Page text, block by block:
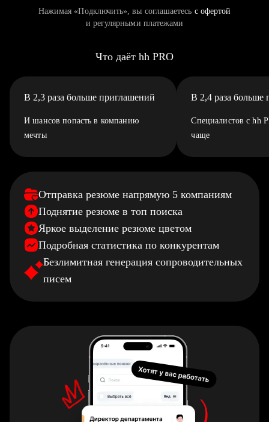
Нажимая «Подключить», вы соглашаетесь с офертой
и регулярными платежами
Что даёт hh PRO
В 2,3 раза больше приглашений
И шансов попасть в компанию
мечты
В 2,4 раза больше
Специалистов с hh
чаще
Отправка резюме напрямую 5 компаниям
Поднятие резюме в топ поиска
Яркое выделение резюме цветом
Подробная статистика по конкурентам
Безлимитная генерация сопроводительных
писем